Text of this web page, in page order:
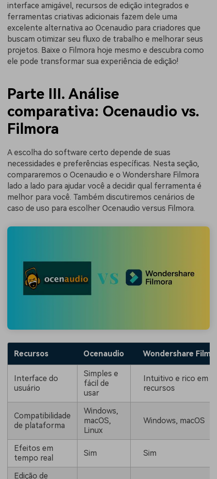
interface amigável, recursos de edição integrados e
ferramentas criativas adicionais fazem dele uma
excelente alternativa ao Ocenaudio para criadores que
buscam otimizar seu fluxo de trabalho e melhorar seus
projetos. Baixe o Filmora hoje mesmo e descubra como
ele pode transformar sua experiência de edição!
Parte III. Análise
comparativa: Ocenaudio vs.
Filmora
A escolha do software certo depende de suas
necessidades e preferências específicas. Nesta seção,
compararemos o Ocenaudio e o Wondershare Filmora
lado a lado para ajudar você a decidir qual ferramenta é
melhor para você. Também discutiremos cenários de
caso de uso para escolher Ocenaudio versus Filmora.
Recursos Ocenaudio Wondershare
Interface do
usuário
Simples e
fácil de
usar
Intuitivo e rico em
recursos
Compatibilidade
de plataforma
Windows,
macOS,
Linux
Windows, macOS
Efeitos em
tempo real
Sim Sim
Edição de